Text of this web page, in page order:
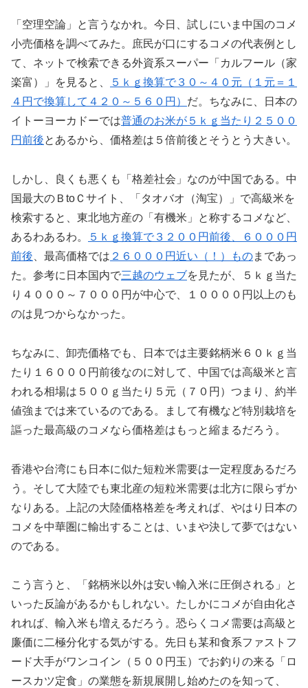
「空理空論」と言うなかれ。今日、試しにいま中国のコメ
小売価格を調べてみた。庶民が口にするコメの代表例とし
て、ネットで検索できる外資系スーパー「カルフール（家
楽富）」を見ると、
５ｋｇ換算で３０～４０元（１元＝１
４円で換算して４２０～５６０円） だ。ちなみに、日本の
イトーヨーカドーでは普通のお米が５ｋｇ当たり２５００
円前後とあるから、価格差は５倍前後とそうとう大きい。
しかし、良くも悪くも「格差社会」なのが中国である。中
国最大のＢtoＣサイト、「タオバオ（淘宝）」で高級米を
検索すると、東北地方産の「有機米」と称するコメなど、
あるわあるわ。
５ｋｇ換算で３２００円前後、６０００円
前後 、最高価格では ２６０００円近い（！）ものまであっ
た。参考に日本国内で三越のウェブを見たが、５ｋｇ当た
り４０００～７０００円が中心で、１００００円以上のも
のは見つからなかった。
ちなみに、卸売価格でも、日本では主要銘柄米６０ｋｇ当
たり１６０００円前後なのに対して、中国では高級米と言
われる相場は５００ｇ当たり５元（７０円）つまり、約半
値強までは来ているのである。まして有機など特別栽培を
謳った最高級のコメなら価格差はもっと縮まるだろう。
香港や台湾にも日本に似た短粒米需要は一定程度あるだろ
う。そして大陸でも東北産の短粒米需要は北方に限らずか
なりある。上記の大陸価格格差を考えれば、やはり日本の
コメを中華圏に輸出することは、いまや決して夢ではない
のである。
こう言うと、「銘柄米以外は安い輸入米に圧倒される」と
いった反論があるかもしれない。たしかにコメが自由化さ
れれば、輸入米も増えるだろう。恐らくコメ需要は高級と
廉価に二極分化する気がする。先日も某和食系ファストフ
ード大手がワンコイン（５００円玉）でお釣りの来る「ロ
ースカツ定食」の業態を新規展開し始めたのを知って、